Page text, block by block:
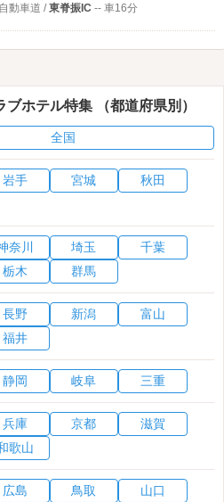
動車道 /東脊振IC -- 車16分
ホテル特集 （都道府県別）
全国
岩手 宮城
秋田
奈川 埼玉
千葉
栃木 群馬
長野 新潟
富山
福井
静岡 岐阜 三重
兵庫 京都
滋賀
歌山
広島 鳥取 山口